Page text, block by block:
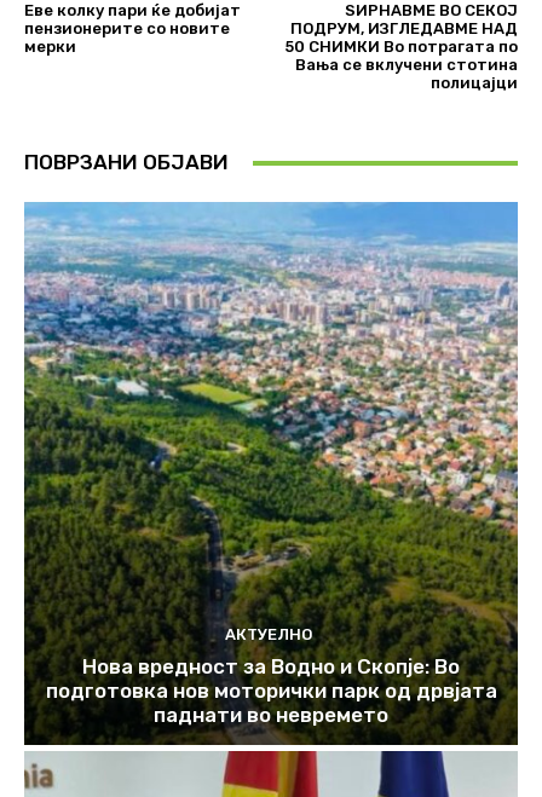
Еве колку пари ќе добијат
пензионерите со новите
мерки
ЅИРНАВМЕ ВО СЕКОЈ
ПОДРУМ, ИЗГЛЕДАВМЕ НАД
50 СНИМКИ Во потрагата по
Вања се вклучени стотина
полицајци
ПОВРЗАНИ ОБЈАВИ
АКТУЕЛНО
Нова вредност за Водно и Скопје: Во
подготовка нов моторички парк од дрвјата
паднати во невремето